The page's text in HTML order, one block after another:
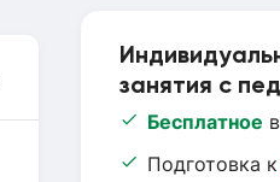
занятия с
Бесплатное
Подготовка к